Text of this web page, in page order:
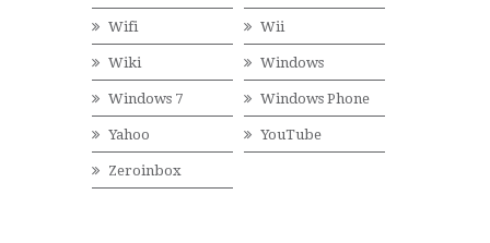
Wifi Wii
Wiki Windows
Windows 7 Windows Phone
Yahoo YouTube
Zeroinbox